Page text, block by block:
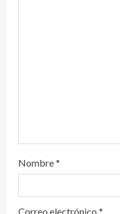
Nombre*
Correo electrónico *